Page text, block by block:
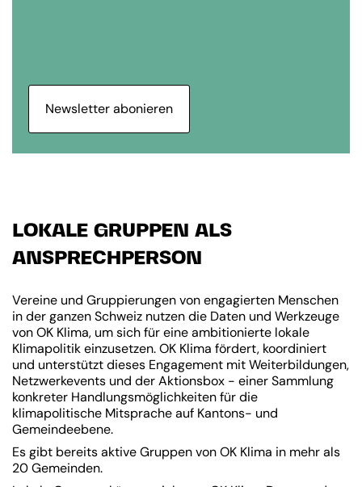
Newsletter abonieren
LOKALE GRUPPEN ALS
ANSPRECHPERSON
Vereine und Gruppierungen von engagierten Menschen
in der ganzen Schweiz nutzen die Daten und Werkzeuge
von OK Klima, um sich für eine ambitionierte lokale
Klimapolitik einzusetzen. OK Klima fördert, koordiniert
und unterstützt dieses Engagement mit Weiterbildungen,
Netzwerkevents und der Aktionsbox - einer Sammlung
konkreter Handlungsmöglichkeiten für die
klimapolitische Mitsprache auf Kantons- und
Gemeindeebene.
Es gibt bereits aktive Gruppen von OK Klima in mehr als
20 Gemeinden.